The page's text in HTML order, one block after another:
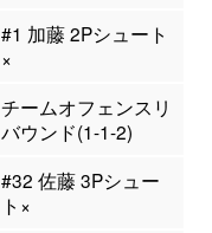
#1 加藤 2Pシュート
×
チームオフェンスリ
バウンド(1-1-2)
#32 佐藤 3Pシュー
ト×